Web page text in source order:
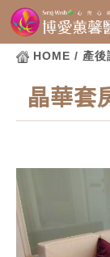
HOME / 產後
晶華套